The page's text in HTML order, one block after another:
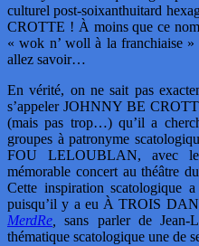
culturel post-soixanthuitard
CROTTE ! À moins que ce
« wok n’ woll à la franchiaise
allez savoir…
En vérité, on ne sait pas
s’appeler JOHNNY BE
(mais pas trop…) qu’il a
groupes à patronyme
FOU LELOUBLAN, avec
mémorable concert au théâtre
Cette inspiration scatologique
puisqu’il y a eu À TROIS
MerdRe
sans parler de
thématique scatologique une de